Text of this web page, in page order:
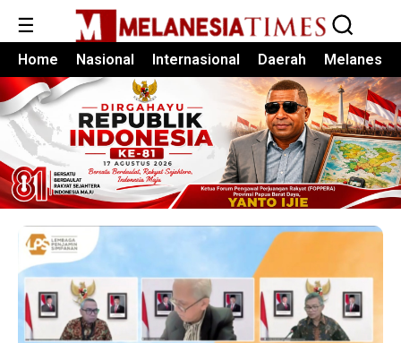
☰
Home Nasional Internasional Daerah Melanesia